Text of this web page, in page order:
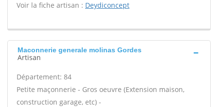
Voir la fiche artisan : Deydiconcept
Maconnerie generale molinas Gordes
Artisan
Département: 84
Petite maçonnerie - Gros oeuvre (Extension maison,
construction garage, etc) -